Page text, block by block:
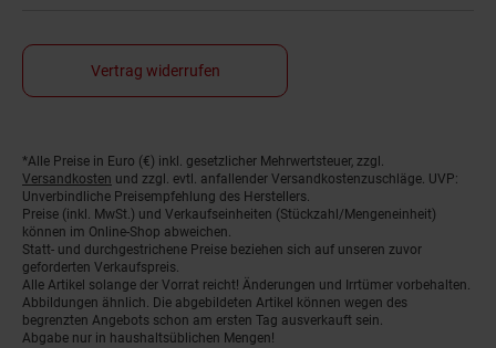
Vertrag widerrufen
Fußnoten
*Alle Preise in Euro (€) inkl. gesetzlicher Mehrwertsteuer, zzgl.
Versandkosten und zzgl. evtl. anfallender Versandkostenzuschläge. UVP:
Unverbindliche Preisempfehlung des Herstellers.
Preise (inkl. MwSt.) und Verkaufseinheiten (Stückzahl/Mengeneinheit)
können im Online-Shop abweichen.
Statt- und durchgestrichene Preise beziehen sich auf unseren zuvor
geforderten Verkaufspreis.
Alle Artikel solange der Vorrat reicht! Änderungen und Irrtümer vorbehalten.
Abbildungen ähnlich. Die abgebildeten Artikel können wegen des
begrenzten Angebots schon am ersten Tag ausverkauft sein.
Abgabe nur in haushaltsüblichen Mengen!